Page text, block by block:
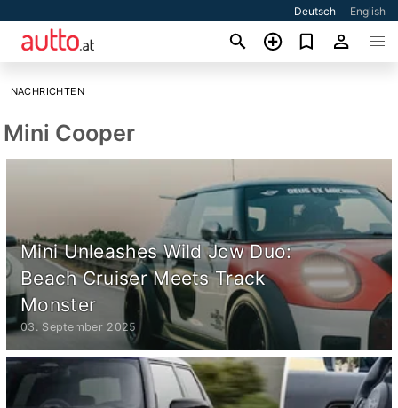
Deutsch English
NACHRICHTEN
Mini Cooper
Mini Unleashes Wild Jcw Duo:
Beach Cruiser Meets Track
Monster
03. September 2025